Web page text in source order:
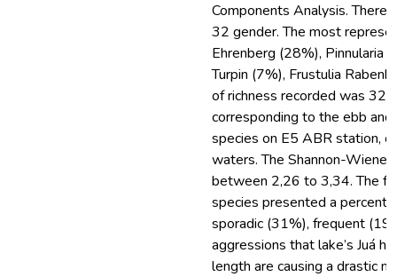
Components Analysis.
32 gender. The most
Ehrenberg (28%), Pinnularia
Turpin (7%), Frustulia
of richness recorded was 32
corresponding to the ebb
species on E5 ABR station,
waters. The Shannon-Wiener
between 2,26 to 3,34. The
species presented a
sporadic (31%), frequent
aggressions that lake’s Juá
length are causing a drastic